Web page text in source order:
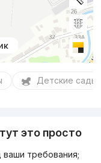
Детские сады
это просто
требования;